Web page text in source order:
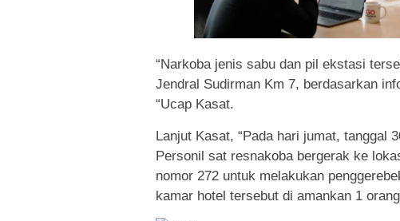
“Narkoba jenis sabu dan pil ekstasi
Jendral Sudirman Km 7, berdasarkan
“Ucap Kasat.
Lanjut Kasat, “Pada hari jumat, tanggal
Personil sat resnakoba bergerak ke
nomor 272 untuk melakukan
kamar hotel tersebut di amankan 1